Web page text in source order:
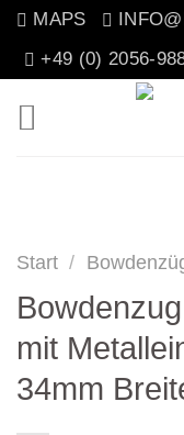
Zum
Inhalt
MAPS
+49 (0) 2056-
Start /
mit
34mm